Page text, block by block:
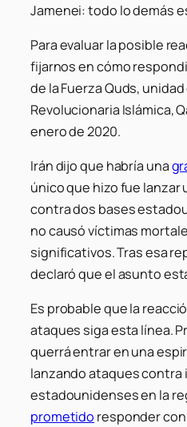
Jamenei: todo lo demás
Para evaluar la posible
fijarnos en cómo
de la Fuerza Quds,
Revolucionaria Islámica,
enero de 2020.
Irán dijo que habría una
único que hizo fue lanzar
contra dos bases
no causó víctimas
significativos. Tras esa
declaró que el asunto
Es probable que la
ataques siga esta línea.
querrá entrar en una
lanzando ataques contra
estadounidenses en la
prometido responder